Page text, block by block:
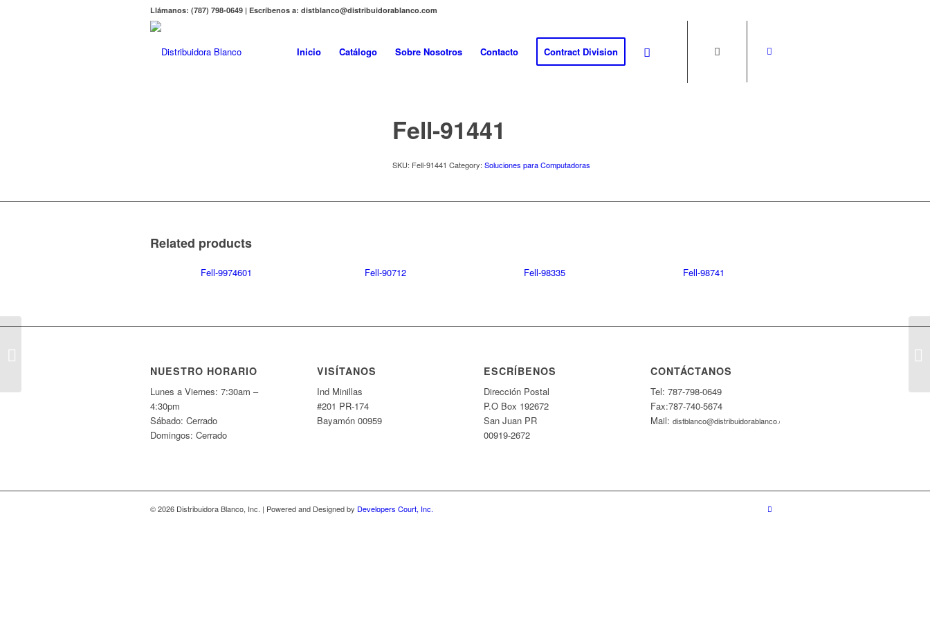
Llámanos: (787) 798-0649 | Escríbenos a: distblanco@distribuidorablanco.com
Inicio Catálogo Sobre Nosotros Contacto Contract Division
Fell-91441
SKU: Fell-91441 Category:Soluciones para Computadoras
Related products
Fell-9974601 Fell-90712 Fell-98335 Fell-98741
NUESTRO HORARIO
Lunes a Viernes: 7:30am –
4:30pm
Sábado: Cerrado
Domingos: Cerrado
VISÍTANOS
Ind Minillas
#201 PR-174
Bayamón 00959
ESCRÍBENOS
Dirección Postal
P.O Box 192672
San Juan PR
00919-2672
CONTÁCTANOS
Tel: 787-798-0649
Fax:787-740-5674
Mail:distblanco@distribuidorablanco.com
© 2026 Distribuidora Blanco, Inc. | Powered and Designed by Developers Court, Inc.